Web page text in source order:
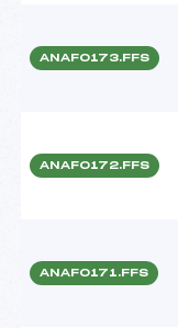
ANAF0173.FFS
ANAF0172.FFS
ANAF0171.FFS